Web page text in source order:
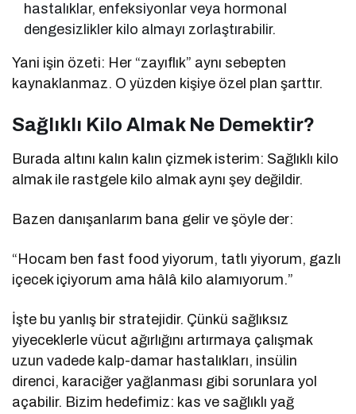
hastalıklar, enfeksiyonlar veya hormonal
dengesizlikler kilo almayı zorlaştırabilir.
Yani işin özeti: Her “zayıflık” aynı sebepten
kaynaklanmaz. O yüzden kişiye özel plan şarttır.
Sağlıklı Kilo Almak Ne Demektir?
Burada altını kalın kalın çizmek isterim: Sağlıklı kilo
almak ile rastgele kilo almak aynı şey değildir.
Bazen danışanlarım bana gelir ve şöyle der:
“Hocam ben fast food yiyorum, tatlı yiyorum, gazlı
içecek içiyorum ama hâlâ kilo alamıyorum.”
İşte bu yanlış bir stratejidir. Çünkü sağlıksız
yiyeceklerle vücut ağırlığını artırmaya çalışmak
uzun vadede kalp-damar hastalıkları, insülin
direnci, karaciğer yağlanması gibi sorunlara yol
açabilir. Bizim hedefimiz: kas ve sağlıklı yağ